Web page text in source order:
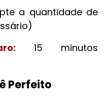
a quantidade de
15 minutos
Perfeito